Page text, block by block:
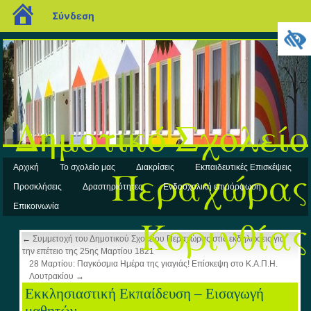
Δημοτικό Σχολείο
Περαχώρας
Κορινθίας
Αρχική Το σχολείο μας Διακρίσεις
Εκπαιδευτικές Επισκέψεις
Προσκλήσεις
Δραστηριότητες
Ενδοσχολική επιμόρφωση
Επικοινωνία
←Συμμετοχή του Δημοτικού Σχολείου Περαχώρας στις εκδηλώσεις για
την επέτειο της 25ης Μαρτίου 1821
28 Μαρτίου: Παγκόσμια Ημέρα της γιαγιάς! Επίσκεψη στο Κ.Α.Π.Η.
Λουτρακίου →
Εκκλησιαστική Εκπαίδευση – Εισαγωγή
blogs.sch.gr
Σύνδεση